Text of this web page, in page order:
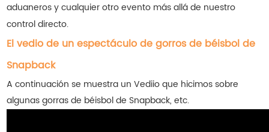
aduaneros y cualquier otro evento más allá de nuestro
control directo.
El vedio de un espectáculo de gorros de béisbol de
Snapback
A continuación se muestra un Vediio que hicimos sobre
algunas gorras de béisbol de Snapback, etc.